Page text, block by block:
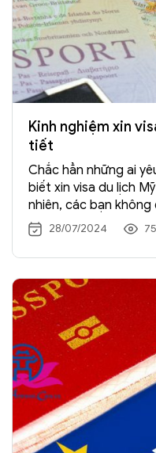
Kinh nghiệm xin
tiết
Chắc hẳn những ai
biết xin visa du lịch
nhiên, các bạn không
Tràng An Travel chia
bạn sẽ thành công.
cẩn thận […] Xem →
28/07/2024